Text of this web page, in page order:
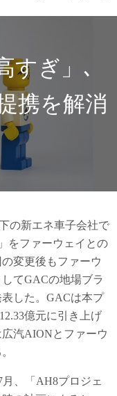
すぎ」､
携を解消
の新エネ車子会社で
をファーウェイとの
変更後もファーウ
てGACの地場ブラ
した。GACは本プ
億元に引き上げ
汽AIONとファーウ
、「AH8プロジェ